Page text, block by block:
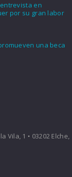
en
por su gran labor
una beca
Vila, 1 • 03202 Elche,